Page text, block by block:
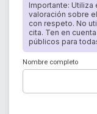
Importante: Utiliza
valoración sobre
con respeto. No
cita. Ten en
públicos para
Nombre completo